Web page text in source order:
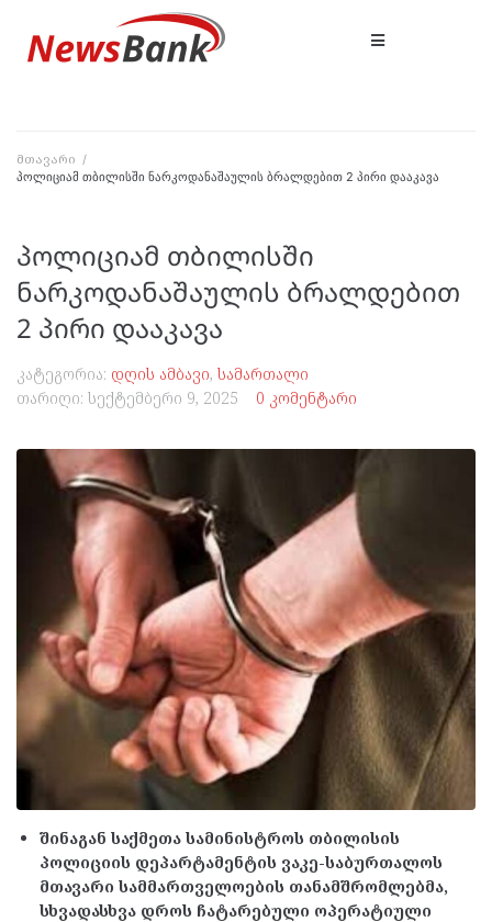
მთავარი /
პოლიციამ თბილისში ნარკოდანაშაულის ბრალდებით 2 პირი დააკავა
პოლიციამ თბილისში
ნარკოდანაშაულის ბრალდებით
2 პირი დააკავა
კატეგორია: დღის ამბავი, სამართალი
თარიღი: სექტემბერი 9, 2025 0 კომენტარი
შინაგან საქმეთა სამინისტროს თბილისის
პოლიციის დეპარტამენტის ვაკე-საბურთალოს
მთავარი სამმართველოების თანამშრომლებმა,
სხვადასხვა დროს ჩატარებული ოპერატიული